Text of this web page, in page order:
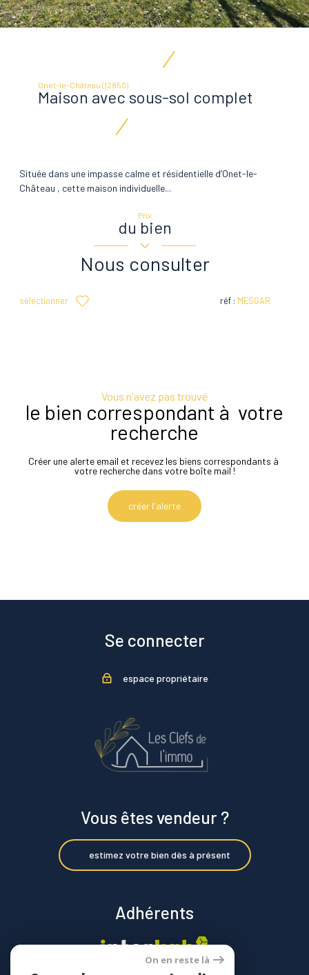
Onet-le-Château (12850)
Maison avec sous-sol complet
Située dans une impasse calme et résidentielle d’Onet-le-
Château , cette maison individuelle...
Prix
du bien
Nous consulter
sélectionner réf : MESGAR
Vous n'avez pas trouvé
le bien correspondant à votre
recherche
Créer une alerte email et recevez les biens correspondants à
votre recherche dans votre boîte mail !
créer l'alerte
Se connecter
espace propriétaire
Vous êtes vendeur ?
estimez votre bien dès à présent
Adhérents
On en reste là